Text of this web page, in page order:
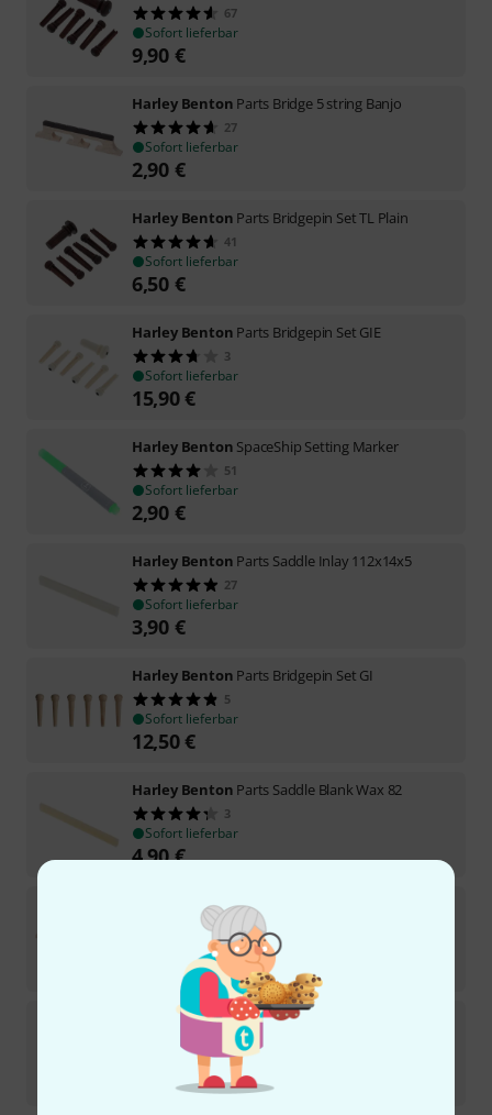
67
Sofort lieferbar
9,90 €
Harley Benton Parts Bridge 5 string Banjo
27
Sofort lieferbar
2,90 €
Harley Benton Parts Bridgepin Set TL Plain
41
Sofort lieferbar
6,50 €
Harley Benton Parts Bridgepin Set GIE
3
Sofort lieferbar
15,90€
Harley Benton SpaceShip Setting Marker
51
Sofort lieferbar
2,90 €
Harley Benton Parts Saddle Inlay 112x14x5
27
Sofort lieferbar
3,90 €
Harley Benton Parts Bridgepin Set GI
5
Sofort lieferbar
12,50€
Harley Benton Parts Saddle Blank Wax 82
3
Sofort lieferbar
4,90€
Harley BentonParts Bridge 4 string Banjo
Sofort lieferbar
€
Harley BentonEbony End Pin Plain
Sofort lieferbar
€